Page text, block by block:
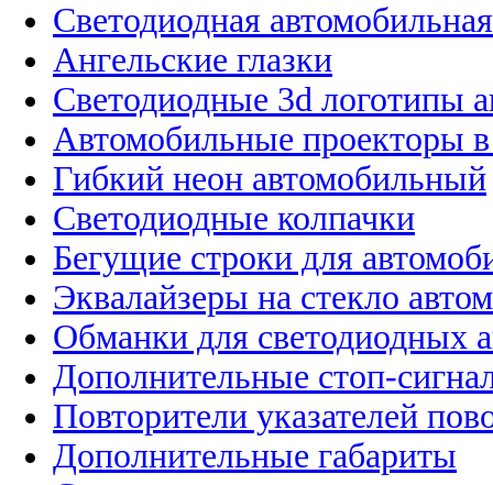
Светодиодная
Ангельские глазки
Светодиодные 3d логотипы
Автомобильные проекторы
Гибкий неон автомобильный
Светодиодные колпачки
Бегущие строки для
Эквалайзеры на стекло
Обманки для светодиодных
Дополнительные стоп-
Повторители указателей
Дополнительные габариты